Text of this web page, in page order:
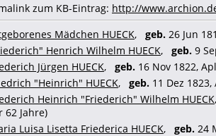
zum KB-Eintrag: http://
Mädchen HUECK, geb. 26 Jun
Henrich Wilhelm HUECK, geb. 9
Jürgen HUECK, geb. 16 Nov 1822,
"Heinrich" HUECK, geb. 11 Dez
Heinrich "Friederich" Wilhelm HUECK
62 Jahre)
Luisa Lisetta Friederica HUECK, geb. 24